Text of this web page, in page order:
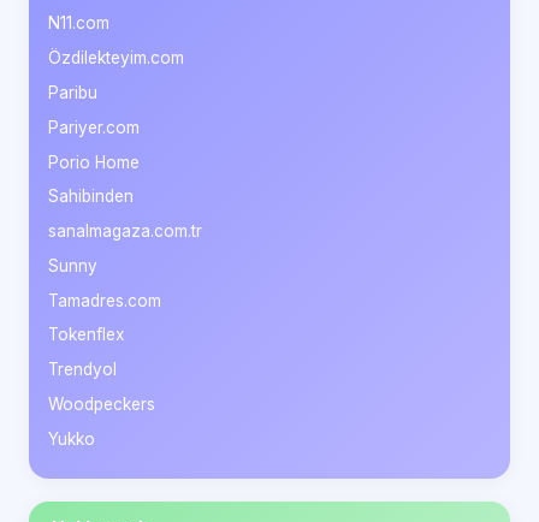
N11.com
Özdilekteyim.com
Paribu
Pariyer.com
Porio Home
Sahibinden
sanalmagaza.com.tr
Sunny
Tamadres.com
Tokenflex
Trendyol
Woodpeckers
Yukko